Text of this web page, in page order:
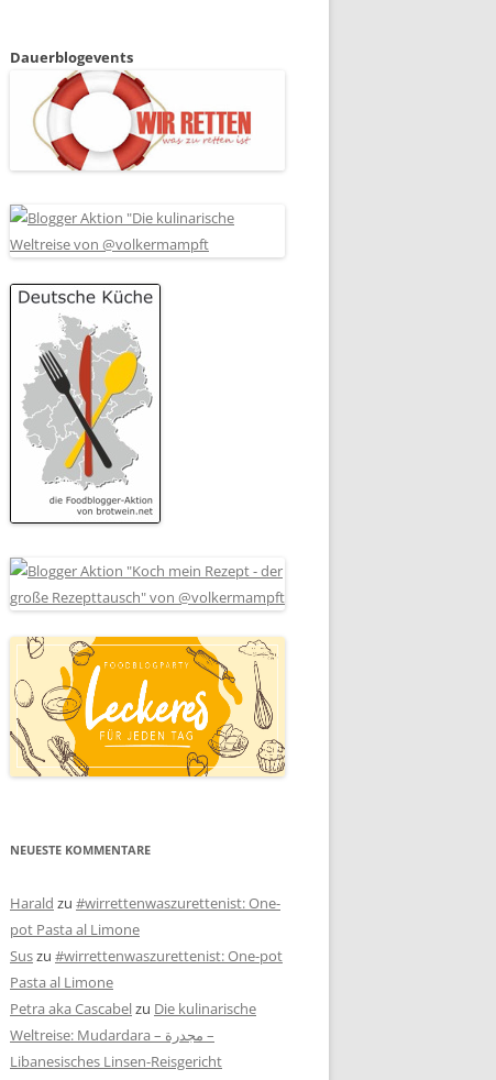
Dauerblogevents
NEUESTE KOMMENTARE
Harald zu #wirrettenwaszurettenist: One-
pot Pasta al Limone
Suszu #wirrettenwaszurettenist: One-pot
Pasta al Limone
Petra aka Cascabelzu Die kulinarische
Weltreise: Mudardara – مجدرة –
Libanesisches Linsen-Reisgericht